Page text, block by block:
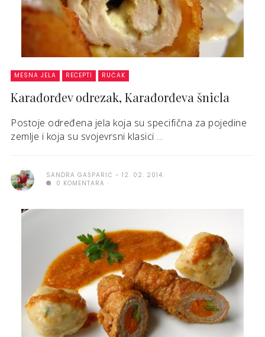
MESNA JELA RECEPTI RUČAK
Karađorđev odrezak, Karađorđeva šnicla
Postoje određena jela koja su specifična za pojedine
zemlje i koja su svojevrsni klasici ...
SANDRA GAŠPARIĆ
12. 02. 2014.
0 KOMENTARA